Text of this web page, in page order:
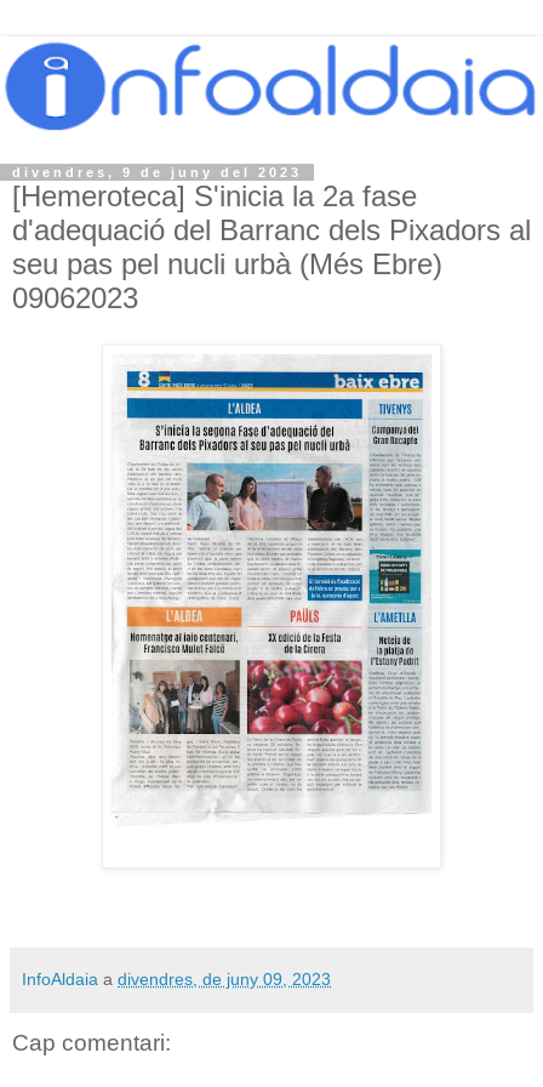
divendres, 9 de juny del 2023
[Hemeroteca] S'inicia la 2a fase
d'adequació del Barranc dels Pixadors al
seu pas pel nucli urbà (Més Ebre)
09062023
InfoAldaia a divendres, de juny 09, 2023
Cap comentari: